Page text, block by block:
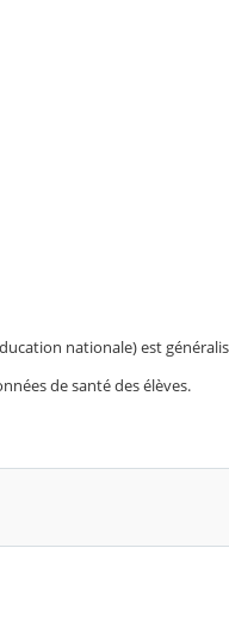
nationale) est
de santé des élèves.